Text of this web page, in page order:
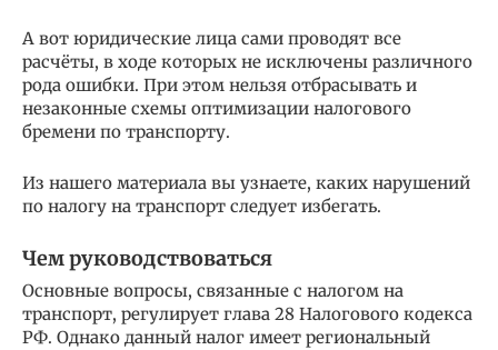
А вот юридические лица сами проводят все
расчёты, в ходе которых не исключены различного
рода ошибки. При этом нельзя отбрасывать и
незаконные схемы оптимизации налогового
бремени по транспорту.
Из нашего материала вы узнаете, каких нарушений
по налогу на транспорт следует избегать.
Чем руководствоваться
Основные вопросы, связанные с налогом на
транспорт, регулирует глава 28 Налогового кодекса
РФ. Однако данный налог имеет региональный